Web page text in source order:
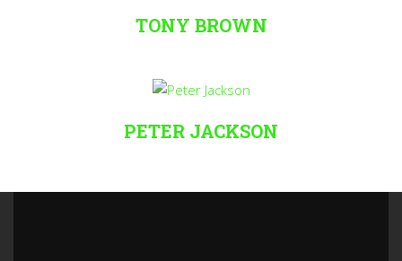
TONY BROWN
PETER JACKSON